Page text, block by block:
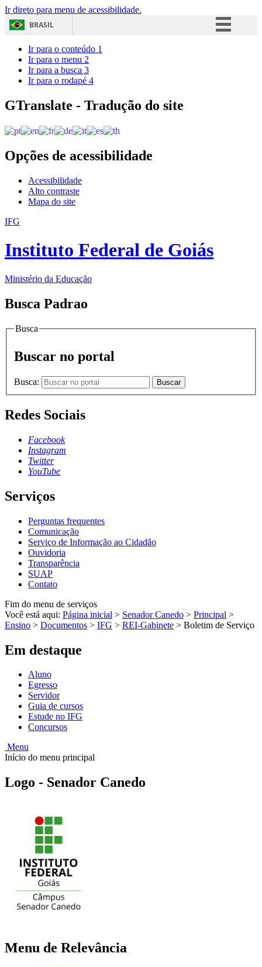
Ir direto para menu de acessibilidade.
BRASIL
Acesso à informação
Ir para o conteúdo 1
Ir para o menu 2
Ir para a busca 3
Ir para o rodapé 4
GTranslate - Tradução do site
Opções de acessibilidade
Acessibilidade
Alto contraste
Mapa do site
IFG
Instituto Federal de Goiás
Ministério da Educação
Busca Padrao
Busca
Buscar no portal
Busca: Buscar
Redes Sociais
Facebook
Instagram
Twitter
YouTube
Serviços
Perguntas frequentes
Comunicação
Serviço de Informação ao Cidadão
Ouvidoria
Transparência
SUAP
Contato
Fim do menu de serviços
Você está aqui: Página inicial > Senador Canedo > Principal >
Ensino > Documentos > IFG > REI-Gabinete > Boletim de Serviço
Em destaque
Aluno
Egresso
Servidor
Guia de cursos
Estude no IFG
Concursos
Menu
Início do menu principal
Logo - Senador Canedo
Menu de Relevância